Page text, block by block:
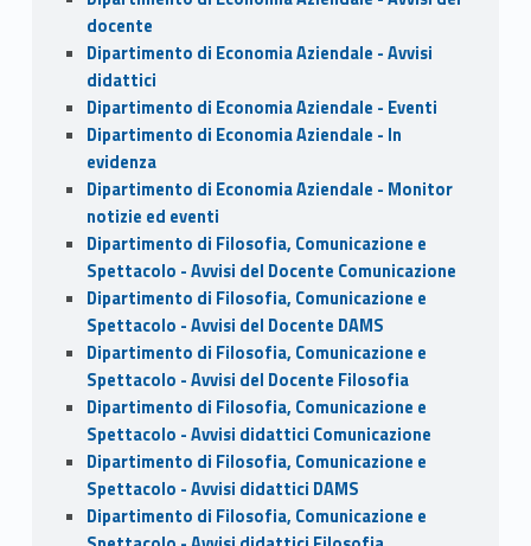
docente
Dipartimento di Economia Aziendale - Avvisi
didattici
Dipartimento di Economia Aziendale - Eventi
Dipartimento di Economia Aziendale - In
evidenza
Dipartimento di Economia Aziendale - Monitor
notizie ed eventi
Dipartimento di Filosofia, Comunicazione e
Spettacolo - Avvisi del Docente Comunicazione
Dipartimento di Filosofia, Comunicazione e
Spettacolo - Avvisi del Docente DAMS
Dipartimento di Filosofia, Comunicazione e
Spettacolo - Avvisi del Docente Filosofia
Dipartimento di Filosofia, Comunicazione e
Spettacolo - Avvisi didattici Comunicazione
Dipartimento di Filosofia, Comunicazione e
Spettacolo - Avvisi didattici DAMS
Dipartimento di Filosofia, Comunicazione e